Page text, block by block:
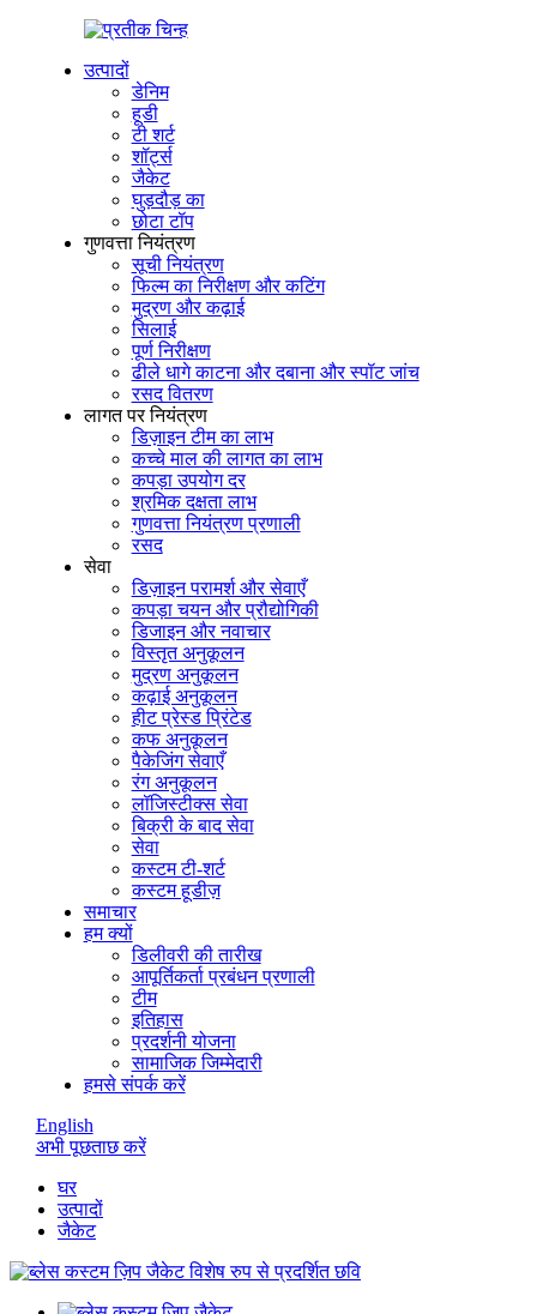
उत्पादों
डेनिम
हूडी
टी शर्ट
शॉर्ट्स
जैकेट
घुड़दौड़ का
छोटा टॉप
गुणवत्ता नियंत्रण
सूची नियंत्रण
फिल्म का निरीक्षण और कटिंग
मुद्रण और कढ़ाई
सिलाई
पूर्ण निरीक्षण
ढीले धागे काटना और दबाना और स्पॉट जांच
रसद वितरण
लागत पर नियंत्रण
डिज़ाइन टीम का लाभ
कच्चे माल की लागत का लाभ
कपड़ा उपयोग दर
श्रमिक दक्षता लाभ
गुणवत्ता नियंत्रण प्रणाली
रसद
सेवा
डिज़ाइन परामर्श और सेवाएँ
कपड़ा चयन और प्रौद्योगिकी
डिजाइन और नवाचार
विस्तृत अनुकूलन
मुद्रण अनुकूलन
कढ़ाई अनुकूलन
हीट प्रेस्ड प्रिंटेड
कफ अनुकूलन
पैकेजिंग सेवाएँ
रंग अनुकूलन
लॉजिस्टीक्स सेवा
बिक्री के बाद सेवा
सेवा
कस्टम टी-शर्ट
कस्टम हूडीज़
समाचार
हम क्यों
डिलीवरी की तारीख
आपूर्तिकर्ता प्रबंधन प्रणाली
टीम
इतिहास
प्रदर्शनी योजना
सामाजिक जिम्मेदारी
हमसे संपर्क करें
English
अभी पूछताछ करें
घर
उत्पादों
जैकेट